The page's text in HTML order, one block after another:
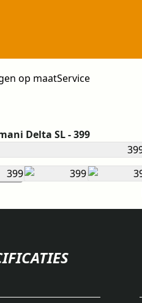
op maatService
Delta SL - 399